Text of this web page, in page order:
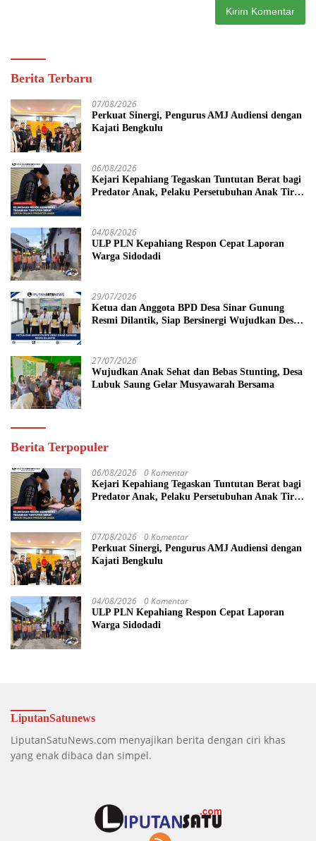
Berita Terbaru
07/08/2026
Perkuat Sinergi, Pengurus AMJ Audiensi dengan
Kajati Bengkulu
06/08/2026
Kejari Kepahiang Tegaskan Tuntutan Berat bagi
Predator Anak, Pelaku Persetubuhan Anak Tiri
04/08/2026
ULP PLN Kepahiang Respon Cepat Laporan
Warga Sidodadi
29/07/2026
Ketua dan Anggota BPD Desa Sinar Gunung
Resmi Dilantik, Siap Bersinergi Wujudkan Desa
27/07/2026
Wujudkan Anak Sehat dan Bebas Stunting, Desa
Lubuk Saung Gelar Musyawarah Bersama
Berita Terpopuler
06/08/2026 0 Komentar
Kejari Kepahiang Tegaskan Tuntutan Berat bagi
Predator Anak, Pelaku Persetubuhan Anak Tiri
07/08/2026 0 Komentar
Perkuat Sinergi, Pengurus AMJ Audiensi dengan
Kajati Bengkulu
04/08/2026 0 Komentar
ULP PLN Kepahiang Respon Cepat Laporan
Warga Sidodadi
LiputanSatunews
LiputanSatuNews.com menyajikan berita dengan ciri khas
yang enak dibaca dan simpel.